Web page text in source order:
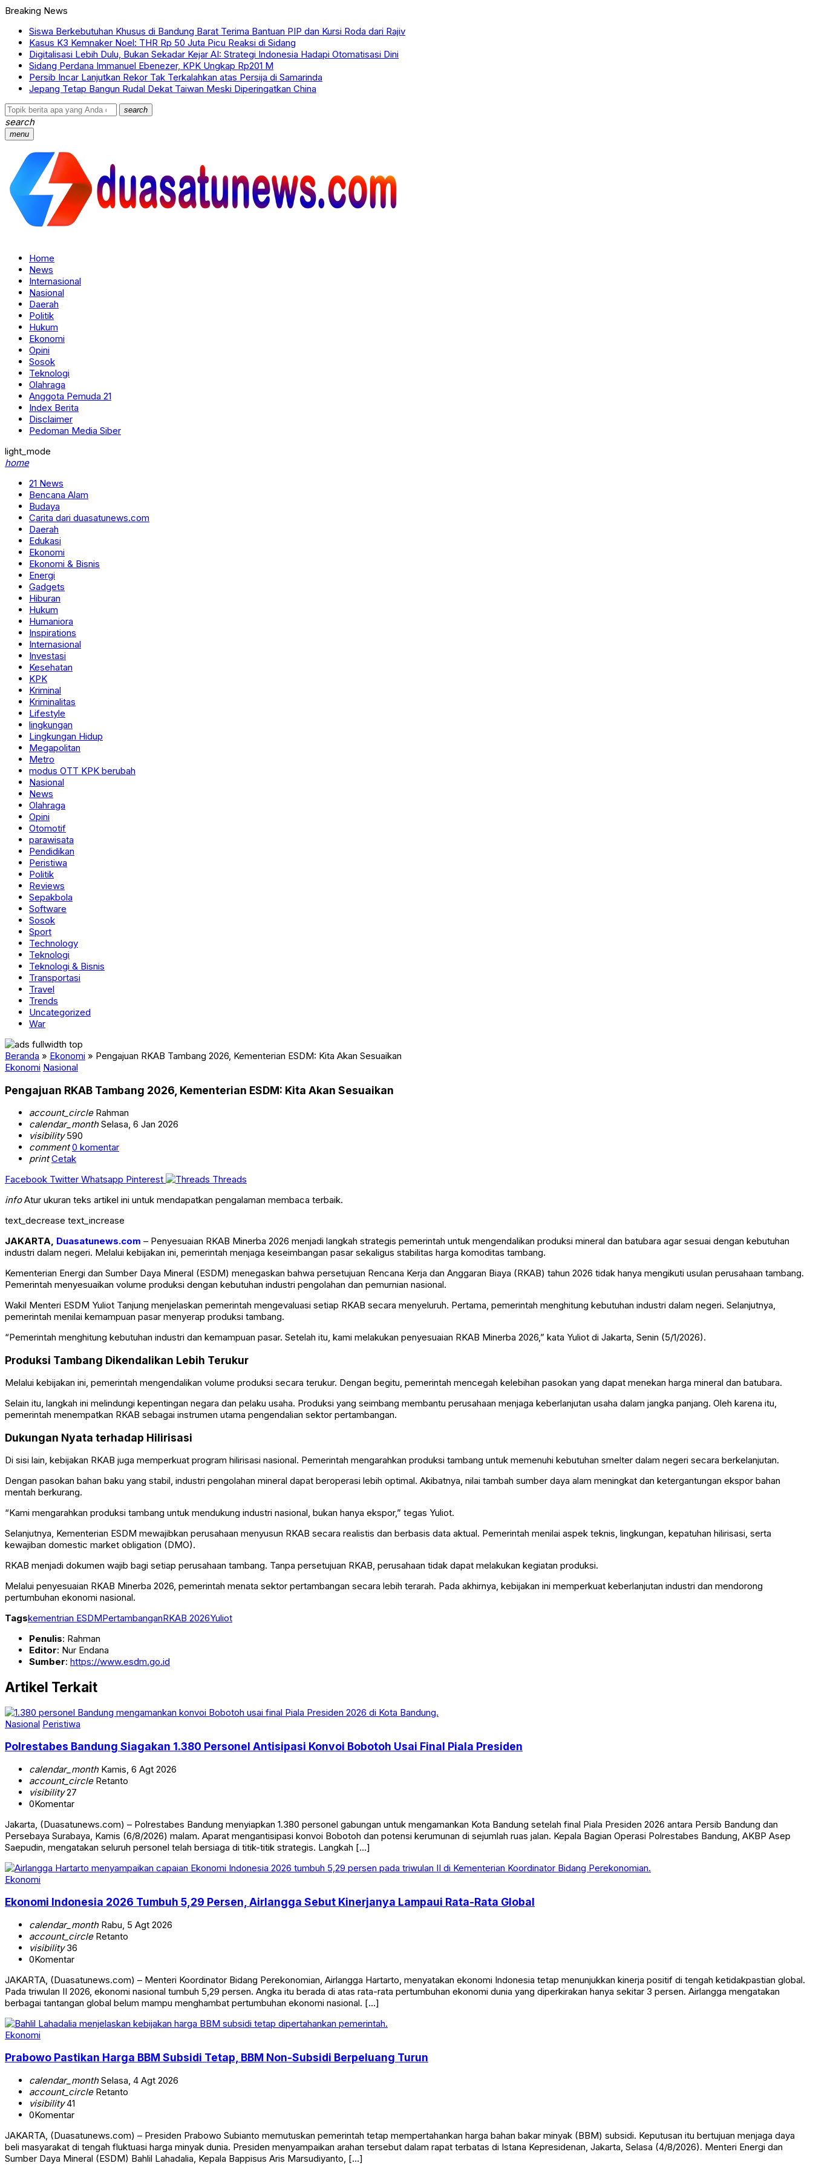
Breaking News
Siswa Berkebutuhan Khusus di Bandung Barat Terima Bantuan PIP dan Kursi Roda dari Rajiv
Kasus K3 Kemnaker Noel: THR Rp 50 Juta Picu Reaksi di Sidang
Digitalisasi Lebih Dulu, Bukan Sekadar Kejar AI: Strategi Indonesia Hadapi Otomatisasi Dini
Sidang Perdana Immanuel Ebenezer, KPK Ungkap Rp201 M
Persib Incar Lanjutkan Rekor Tak Terkalahkan atas Persija di Samarinda
Jepang Tetap Bangun Rudal Dekat Taiwan Meski Diperingatkan China
search
search
menu
Home
News
Internasional
Nasional
Daerah
Politik
Hukum
Ekonomi
Opini
Sosok
Teknologi
Olahraga
Anggota Pemuda 21
Index Berita
Disclaimer
Pedoman Media Siber
light_mode
home
21 News
Bencana Alam
Budaya
Carita dari duasatunews.com
Daerah
Edukasi
Ekonomi
Ekonomi & Bisnis
Energi
Gadgets
Hiburan
Hukum
Humaniora
Inspirations
Internasional
Investasi
Kesehatan
KPK
Kriminal
Kriminalitas
Lifestyle
lingkungan
Lingkungan Hidup
Megapolitan
Metro
modus OTT KPK berubah
Nasional
News
Olahraga
Opini
Otomotif
parawisata
Pendidikan
Peristiwa
Politik
Reviews
Sepakbola
Software
Sosok
Sport
Technology
Teknologi
Teknologi & Bisnis
Transportasi
Travel
Trends
Uncategorized
War
Beranda » Ekonomi » Pengajuan RKAB Tambang 2026, Kementerian ESDM: Kita Akan Sesuaikan
Ekonomi Nasional
Pengajuan RKAB Tambang 2026, Kementerian ESDM: Kita Akan Sesuaikan
account_circleRahman
calendar_monthSelasa, 6 Jan 2026
visibility590
comment 0 komentar
print Cetak
Facebook Twitter Whatsapp Pinterest
Threads
infoAtur ukuran teks artikel ini untuk mendapatkan pengalaman membaca terbaik.
text_decrease text_increase
JAKARTA, Duasatunews.com – Penyesuaian RKAB Minerba 2026 menjadi langkah strategis pemerintah untuk mengendalikan produksi mineral dan batubara agar sesuai dengan kebutuhan
industri dalam negeri. Melalui kebijakan ini, pemerintah menjaga keseimbangan pasar sekaligus stabilitas harga komoditas tambang.
Kementerian Energi dan Sumber Daya Mineral (ESDM) menegaskan bahwa persetujuan Rencana Kerja dan Anggaran Biaya (RKAB) tahun 2026 tidak hanya mengikuti usulan perusahaan tambang.
Pemerintah menyesuaikan volume produksi dengan kebutuhan industri pengolahan dan pemurnian nasional.
Wakil Menteri ESDM Yuliot Tanjung menjelaskan pemerintah mengevaluasi setiap RKAB secara menyeluruh. Pertama, pemerintah menghitung kebutuhan industri dalam negeri. Selanjutnya,
pemerintah menilai kemampuan pasar menyerap produksi tambang.
“Pemerintah menghitung kebutuhan industri dan kemampuan pasar. Setelah itu, kami melakukan penyesuaian RKAB Minerba 2026,” kata Yuliot di Jakarta, Senin (5/1/2026).
Produksi Tambang Dikendalikan Lebih Terukur
Melalui kebijakan ini, pemerintah mengendalikan volume produksi secara terukur. Dengan begitu, pemerintah mencegah kelebihan pasokan yang dapat menekan harga mineral dan batubara.
Selain itu, langkah ini melindungi kepentingan negara dan pelaku usaha. Produksi yang seimbang membantu perusahaan menjaga keberlanjutan usaha dalam jangka panjang. Oleh karena itu,
pemerintah menempatkan RKAB sebagai instrumen utama pengendalian sektor pertambangan.
Dukungan Nyata terhadap Hilirisasi
Di sisi lain, kebijakan RKAB juga memperkuat program hilirisasi nasional. Pemerintah mengarahkan produksi tambang untuk memenuhi kebutuhan smelter dalam negeri secara berkelanjutan.
Dengan pasokan bahan baku yang stabil, industri pengolahan mineral dapat beroperasi lebih optimal. Akibatnya, nilai tambah sumber daya alam meningkat dan ketergantungan ekspor bahan
mentah berkurang.
“Kami mengarahkan produksi tambang untuk mendukung industri nasional, bukan hanya ekspor,” tegas Yuliot.
Selanjutnya, Kementerian ESDM mewajibkan perusahaan menyusun RKAB secara realistis dan berbasis data aktual. Pemerintah menilai aspek teknis, lingkungan, kepatuhan hilirisasi, serta
kewajiban domestic market obligation (DMO).
RKAB menjadi dokumen wajib bagi setiap perusahaan tambang. Tanpa persetujuan RKAB, perusahaan tidak dapat melakukan kegiatan produksi.
Melalui penyesuaian RKAB Minerba 2026, pemerintah menata sektor pertambangan secara lebih terarah. Pada akhirnya, kebijakan ini memperkuat keberlanjutan industri dan mendorong
pertumbuhan ekonomi nasional.
Tagskementrian ESDMPertambanganRKAB 2026Yuliot
Penulis: Rahman
Editor: Nur Endana
Sumber: https://www.esdm.go.id
Artikel Terkait
Nasional Peristiwa
Polrestabes Bandung Siagakan 1.380 Personel Antisipasi Konvoi Bobotoh Usai Final Piala Presiden
calendar_monthKamis, 6 Agt 2026
account_circleRetanto
visibility27
0Komentar
Jakarta, (Duasatunews.com) – Polrestabes Bandung menyiapkan 1.380 personel gabungan untuk mengamankan Kota Bandung setelah final Piala Presiden 2026 antara Persib Bandung dan
Persebaya Surabaya, Kamis (6/8/2026) malam. Aparat mengantisipasi konvoi Bobotoh dan potensi kerumunan di sejumlah ruas jalan. Kepala Bagian Operasi Polrestabes Bandung, AKBP Asep
Saepudin, mengatakan seluruh personel telah bersiaga di titik-titik strategis. Langkah […]
Ekonomi
Ekonomi Indonesia 2026 Tumbuh 5,29 Persen, Airlangga Sebut Kinerjanya Lampaui Rata-Rata Global
calendar_monthRabu, 5 Agt 2026
account_circleRetanto
visibility36
0Komentar
JAKARTA, (Duasatunews.com) – Menteri Koordinator Bidang Perekonomian, Airlangga Hartarto, menyatakan ekonomi Indonesia tetap menunjukkan kinerja positif di tengah ketidakpastian global.
Pada triwulan II 2026, ekonomi nasional tumbuh 5,29 persen. Angka itu berada di atas rata-rata pertumbuhan ekonomi dunia yang diperkirakan hanya sekitar 3 persen. Airlangga mengatakan
berbagai tantangan global belum mampu menghambat pertumbuhan ekonomi nasional. […]
Ekonomi
Prabowo Pastikan Harga BBM Subsidi Tetap, BBM Non-Subsidi Berpeluang Turun
calendar_monthSelasa, 4 Agt 2026
account_circleRetanto
visibility41
0Komentar
JAKARTA, (Duasatunews.com) – Presiden Prabowo Subianto memutuskan pemerintah tetap mempertahankan harga bahan bakar minyak (BBM) subsidi. Keputusan itu bertujuan menjaga daya
beli masyarakat di tengah fluktuasi harga minyak dunia. Presiden menyampaikan arahan tersebut dalam rapat terbatas di Istana Kepresidenan, Jakarta, Selasa (4/8/2026). Menteri Energi dan
Sumber Daya Mineral (ESDM) Bahlil Lahadalia, Kepala Bappisus Aris Marsudiyanto, […]